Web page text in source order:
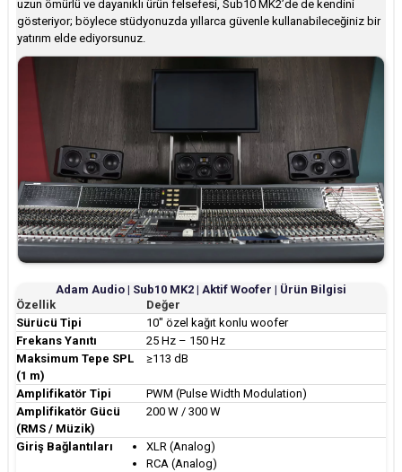
uzun ömürlü ve dayanıklı ürün felsefesi, Sub10 MK2’de de kendini
gösteriyor; böylece stüdyonuzda yıllarca güvenle kullanabileceğiniz bir
yatırım elde ediyorsunuz.
Adam Audio | Sub10 MK2 | Aktif Woofer | Ürün Bilgisi
Özellik
Değer
Sürücü Tipi
10" özel kağıt konlu woofer
Frekans Yanıtı
25 Hz – 150 Hz
Maksimum Tepe SPL
(1 m)
≥113 dB
Amplifikatör Tipi
PWM (Pulse Width Modulation)
Amplifikatör Gücü
(RMS / Müzik)
200 W / 300 W
Giriş Bağlantıları
XLR (Analog)
RCA (Analog)